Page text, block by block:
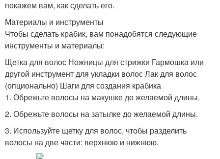
покажем вам, как сделать его.
Материалы и инструменты
Чтобы сделать крабик, вам понадобятся следующие
инструменты и материалы:
Щетка для волос Ножницы для стрижки Гармошка или
другой инструмент для укладки волос Лак для волос
(опционально) Шаги для создания крабика
1. Обрежьте волосы на макушке до желаемой длины.
2. Обрежьте волосы на затылке до желаемой длины.
3. Используйте щетку для волос, чтобы разделить
волосы на две части: верхнюю и нижнюю.